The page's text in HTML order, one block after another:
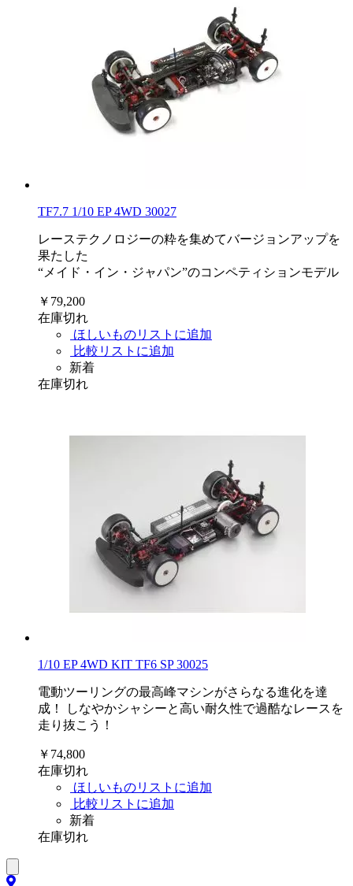
TF7.7 1/10 EP 4WD 30027
レーステクノロジーの粋を集めてバージョンアップを
果たした
“メイド・イン・ジャパン”のコンペティションモデル
￥79,200
在庫切れ
ほしいものリストに追加
比較リストに追加
新着
在庫切れ
1/10 EP 4WD KIT TF6 SP 30025
電動ツーリングの最高峰マシンがさらなる進化を達
成！ しなやかシャシーと高い耐久性で過酷なレースを
走り抜こう！
￥74,800
在庫切れ
ほしいものリストに追加
比較リストに追加
新着
在庫切れ